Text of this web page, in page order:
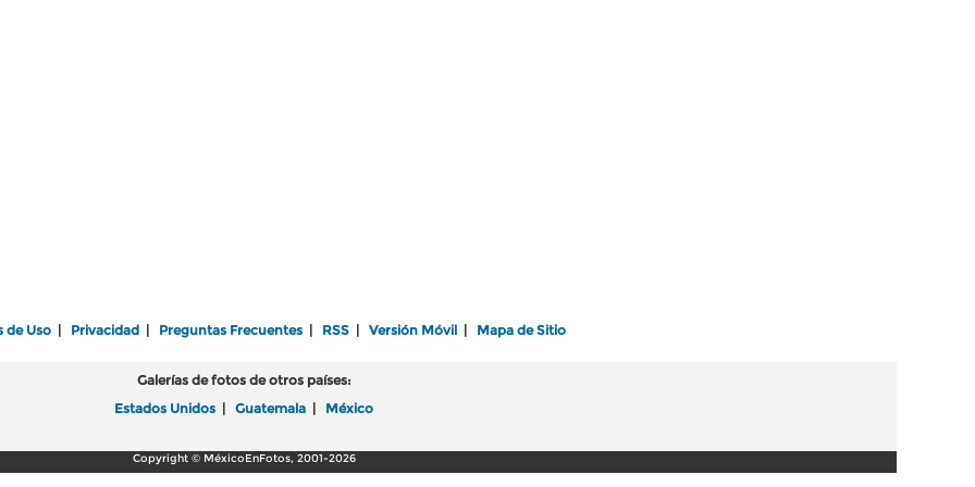
de Uso Privacidad Preguntas Frecuentes RSS Versión Móvil Mapa de Sitio
Galerías de fotos de otros países:
Estados Unidos
Guatemala México
Copyright © MéxicoEnFotos, 2001-2026